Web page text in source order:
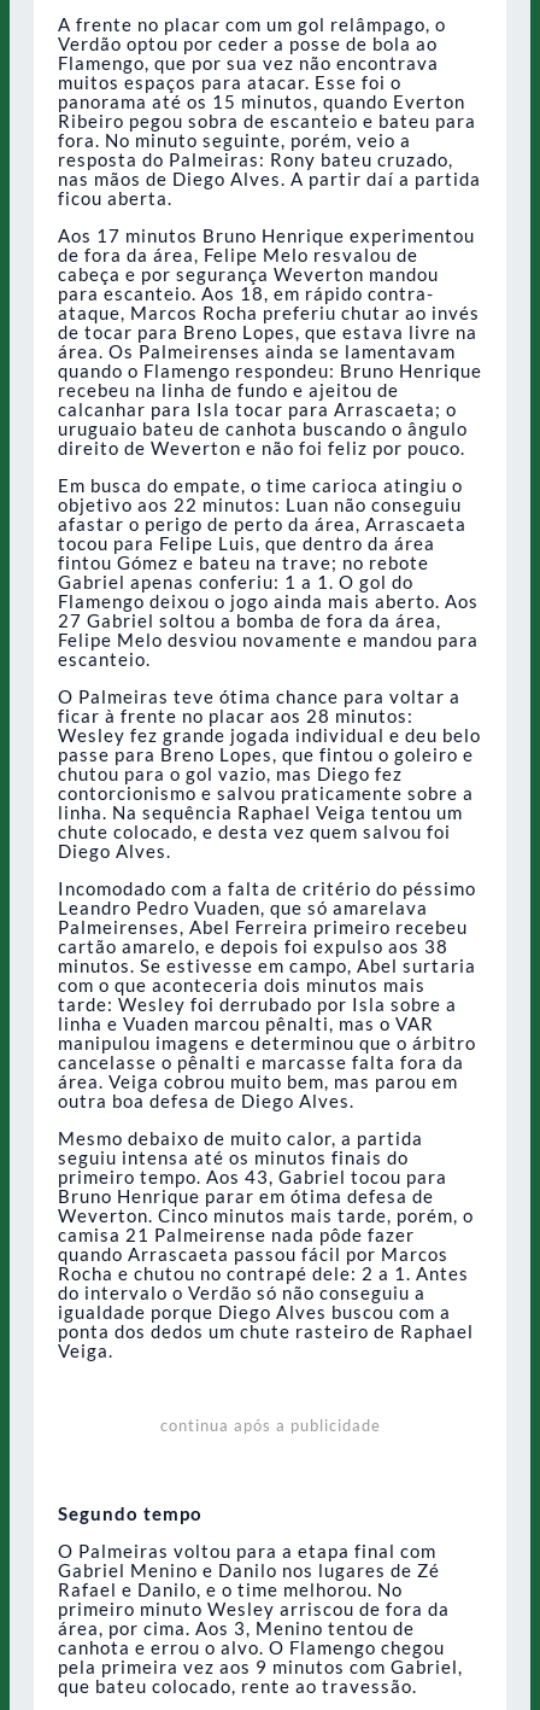
A frente no placar com um gol relâmpago, o
Verdão optou por ceder a posse de bola ao
Flamengo, que por sua vez não encontrava
muitos espaços para atacar. Esse foi o
panorama até os 15 minutos, quando Everton
Ribeiro pegou sobra de escanteio e bateu para
fora. No minuto seguinte, porém, veio a
resposta do Palmeiras: Rony bateu cruzado,
nas mãos de Diego Alves. A partir daí a partida
ficou aberta.
Aos 17 minutos Bruno Henrique experimentou
de fora da área, Felipe Melo resvalou de
cabeça e por segurança Weverton mandou
para escanteio. Aos 18, em rápido contra-
ataque, Marcos Rocha preferiu chutar ao invés
de tocar para Breno Lopes, que estava livre na
área. Os Palmeirenses ainda se lamentavam
quando o Flamengo respondeu: Bruno Henrique
recebeu na linha de fundo e ajeitou de
calcanhar para Isla tocar para Arrascaeta; o
uruguaio bateu de canhota buscando o ângulo
direito de Weverton e não foi feliz por pouco.
Em busca do empate, o time carioca atingiu o
objetivo aos 22 minutos: Luan não conseguiu
afastar o perigo de perto da área, Arrascaeta
tocou para Felipe Luis, que dentro da área
fintou Gómez e bateu na trave; no rebote
Gabriel apenas conferiu: 1 a 1. O gol do
Flamengo deixou o jogo ainda mais aberto. Aos
27 Gabriel soltou a bomba de fora da área,
Felipe Melo desviou novamente e mandou para
escanteio.
O Palmeiras teve ótima chance para voltar a
ficar à frente no placar aos 28 minutos:
Wesley fez grande jogada individual e deu belo
passe para Breno Lopes, que fintou o goleiro e
chutou para o gol vazio, mas Diego fez
contorcionismo e salvou praticamente sobre a
linha. Na sequência Raphael Veiga tentou um
chute colocado, e desta vez quem salvou foi
Diego Alves.
Incomodado com a falta de critério do péssimo
Leandro Pedro Vuaden, que só amarelava
Palmeirenses, Abel Ferreira primeiro recebeu
cartão amarelo, e depois foi expulso aos 38
minutos. Se estivesse em campo, Abel surtaria
com o que aconteceria dois minutos mais
tarde: Wesley foi derrubado por Isla sobre a
linha e Vuaden marcou pênalti, mas o VAR
manipulou imagens e determinou que o árbitro
cancelasse o pênalti e marcasse falta fora da
área. Veiga cobrou muito bem, mas parou em
outra boa defesa de Diego Alves.
Mesmo debaixo de muito calor, a partida
seguiu intensa até os minutos finais do
primeiro tempo. Aos 43, Gabriel tocou para
Bruno Henrique parar em ótima defesa de
Weverton. Cinco minutos mais tarde, porém, o
camisa 21 Palmeirense nada pôde fazer
quando Arrascaeta passou fácil por Marcos
Rocha e chutou no contrapé dele: 2 a 1. Antes
do intervalo o Verdão só não conseguiu a
igualdade porque Diego Alves buscou com a
ponta dos dedos um chute rasteiro de Raphael
Veiga.
continua após a publicidade
Segundo tempo
O Palmeiras voltou para a etapa final com
Gabriel Menino e Danilo nos lugares de Zé
Rafael e Danilo, e o time melhorou. No
primeiro minuto Wesley arriscou de fora da
área, por cima. Aos 3, Menino tentou de
canhota e errou o alvo. O Flamengo chegou
pela primeira vez aos 9 minutos com Gabriel,
que bateu colocado, rente ao travessão.